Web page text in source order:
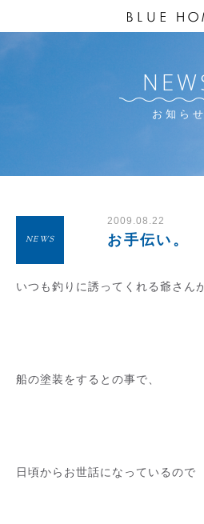
お知らせ
NEWS
2009.08.22
お手伝い。
いつも釣りに誘ってくれる爺さん
船の塗装をするとの事で、
日頃からお世話になっているので